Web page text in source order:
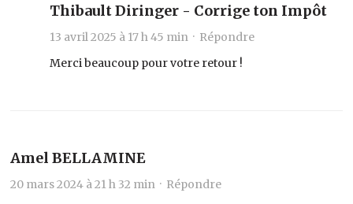
Thibault Diringer - Corrige ton Impôt
13 avril 2025 à 17 h 45 min · Répondre
Merci beaucoup pour votre retour !
Amel BELLAMINE
20 mars 2024 à 21 h 32 min · Répondre